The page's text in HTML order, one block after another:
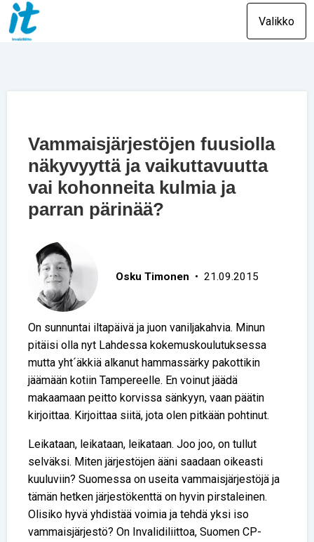
Valikko
Vammaisjärjestöjen fuusiolla
näkyvyyttä ja vaikuttavuutta
vai kohonneita kulmia ja
parran pärinää?
Osku Timonen • 21.09.2015
On sunnuntai iltapäivä ja juon vaniljakahvia. Minun
pitäisi olla nyt Lahdessa kokemuskoulutuksessa
mutta yht´äkkiä alkanut hammassärky pakottikin
jäämään kotiin Tampereelle. En voinut jäädä
makaamaan peitto korvissa sänkyyn, vaan päätin
kirjoittaa. Kirjoittaa siitä, jota olen pitkään pohtinut.
Leikataan, leikataan, leikataan. Joo joo, on tullut
selväksi. Miten järjestöjen ääni saadaan oikeasti
kuuluviin? Suomessa on useita vammaisjärjestöjä ja
tämän hetken järjestökenttä on hyvin pirstaleinen.
Olisiko hyvä yhdistää voimia ja tehdä yksi iso
vammaisjärjestö? On Invalidiliittoa, Suomen CP-